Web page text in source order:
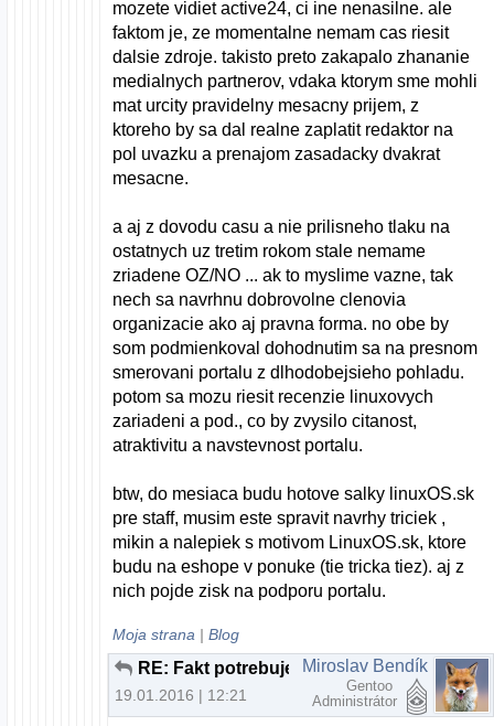
mozete vidiet active24, ci ine nenasilne. ale
faktom je, ze momentalne nemam cas riesit
dalsie zdroje. takisto preto zakapalo zhananie
medialnych partnerov, vdaka ktorym sme mohli
mat urcity pravidelny mesacny prijem, z
ktoreho by sa dal realne zaplatit redaktor na
pol uvazku a prenajom zasadacky dvakrat
mesacne.
a aj z dovodu casu a nie prilisneho tlaku na
ostatnych uz tretim rokom stale nemame
zriadene OZ/NO ... ak to myslime vazne, tak
nech sa navrhnu dobrovolne clenovia
organizacie ako aj pravna forma. no obe by
som podmienkoval dohodnutim sa na presnom
smerovani portalu z dlhodobejsieho pohladu.
potom sa mozu riesit recenzie linuxovych
zariadeni a pod., co by zvysilo citanost,
atraktivitu a navstevnost portalu.
btw, do mesiaca budu hotove salky linuxOS.sk
pre staff, musim este spravit navrhy triciek ,
mikin a nalepiek s motivom LinuxOS.sk, ktore
budu na eshope v ponuke (tie tricka tiez). aj z
nich pojde zisk na podporu portalu.
Moja strana |Blog
RE: Fakt potrebujem na prehliadanie webu nový počítač?
19.01.2016 | 12:21
Miroslav Bendík
Gentoo
Administrátor